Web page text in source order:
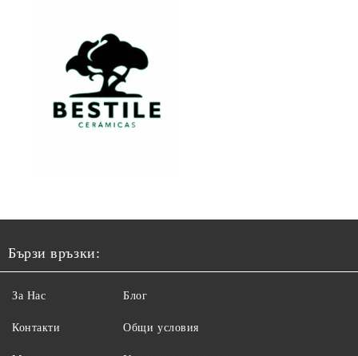
Бързи връзки:
За Нас
Контакти
Блог
Общи условия